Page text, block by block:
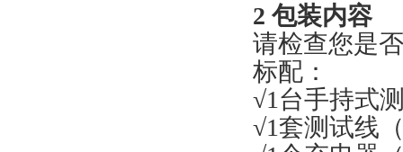
2 包装内容
请检查您是
标配：
√1台手持式
√1套测试线